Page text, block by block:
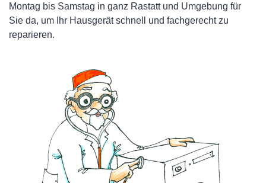
Montag bis Samstag in ganz Rastatt und Umgebung für
Sie da, um Ihr Hausgerät schnell und fachgerecht zu
reparieren.